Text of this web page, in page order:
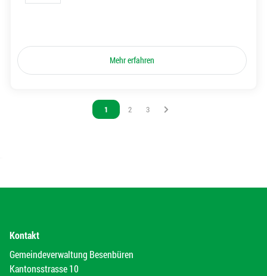
Mehr erfahren
Vous êtes sur la page
1 Vous êtes sur la page
2 Vous êtes sur la page
3
Kontakt
Gemeindeverwaltung Besenbüren
Kantonsstrasse 10